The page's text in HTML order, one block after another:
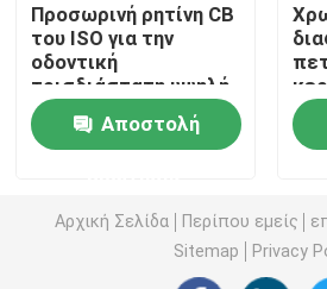
Τρισδιάστατος εκτυπωτής
Τρισδιάστατος εκτυπωτής
τρισδιάστατη σκόνη
Προσωρινή ρητίνη CB
του ISO για την
οδοντική
τρισδιάστατη υψηλή
σκληρότητα μηχανών
εκτύπωσης και την
εκτατή δύναμη
Αποστολή
Αρχική Σελίδα Περίπου εμείς
Sitemap
Privacy